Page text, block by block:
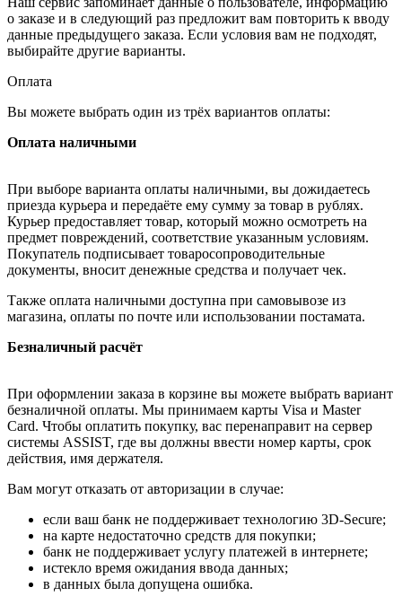
о заказе и в следующий раз предложит вам повторить к вводу
данные предыдущего заказа. Если условия вам не подходят,
выбирайте другие варианты.
Оплата
Вы можете выбрать один из трёх вариантов оплаты:
Оплата наличными
При выборе варианта оплаты наличными, вы дожидаетесь
приезда курьера и передаёте ему сумму за товар в рублях.
Курьер предоставляет товар, который можно осмотреть на
предмет повреждений, соответствие указанным условиям.
Покупатель подписывает товаросопроводительные
документы, вносит денежные средства и получает чек.
Также оплата наличными доступна при самовывозе из
магазина, оплаты по почте или использовании постамата.
Безналичный расчёт
При оформлении заказа в корзине вы можете выбрать вариант
безналичной оплаты. Мы принимаем карты Visa и Master
Card. Чтобы оплатить покупку, вас перенаправит на сервер
системы ASSIST, где вы должны ввести номер карты, срок
действия, имя держателя.
Вам могут отказать от авторизации в случае:
если ваш банк не поддерживает технологию 3D-Secure;
на карте недостаточно средств для покупки;
банк не поддерживает услугу платежей в интернете;
истекло время ожидания ввода данных;
в данных была допущена ошибка.